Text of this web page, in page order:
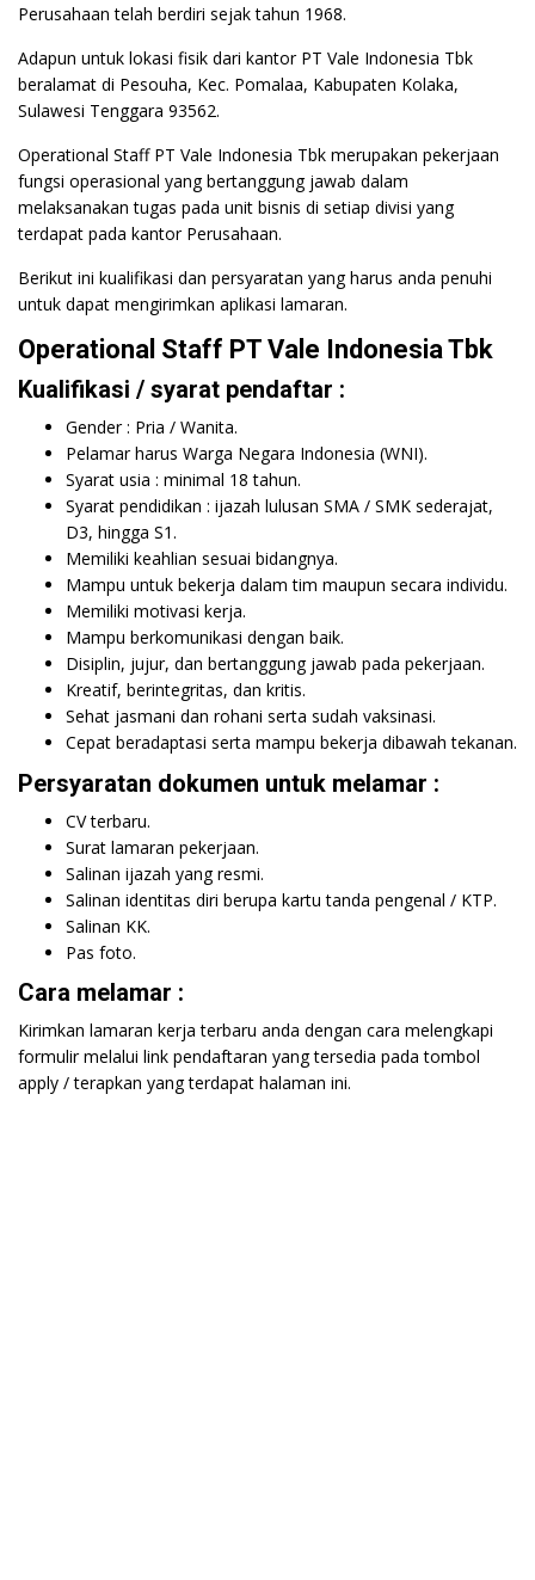
Perusahaan telah berdiri sejak tahun 1968.
Adapun untuk lokasi fisik dari kantor PT Vale Indonesia Tbk
beralamat di Pesouha, Kec. Pomalaa, Kabupaten Kolaka,
Sulawesi Tenggara 93562.
Operational Staff PT Vale Indonesia Tbk merupakan pekerjaan
fungsi operasional yang bertanggung jawab dalam
melaksanakan tugas pada unit bisnis di setiap divisi yang
terdapat pada kantor Perusahaan.
Berikut ini kualifikasi dan persyaratan yang harus anda penuhi
untuk dapat mengirimkan aplikasi lamaran.
Operational Staff PT Vale Indonesia Tbk
Kualifikasi / syarat pendaftar :
Gender : Pria / Wanita.
Pelamar harus Warga Negara Indonesia (WNI).
Syarat usia : minimal 18 tahun.
Syarat pendidikan : ijazah lulusan SMA / SMK sederajat,
D3, hingga S1.
Memiliki keahlian sesuai bidangnya.
Mampu untuk bekerja dalam tim maupun secara individu.
Memiliki motivasi kerja.
Mampu berkomunikasi dengan baik.
Disiplin, jujur, dan bertanggung jawab pada pekerjaan.
Kreatif, berintegritas, dan kritis.
Sehat jasmani dan rohani serta sudah vaksinasi.
Cepat beradaptasi serta mampu bekerja dibawah tekanan.
Persyaratan dokumen untuk melamar :
CV terbaru.
Surat lamaran pekerjaan.
Salinan ijazah yang resmi.
Salinan identitas diri berupa kartu tanda pengenal / KTP.
Salinan KK.
Pas foto.
Cara melamar :
Kirimkan lamaran kerja terbaru anda dengan cara melengkapi
formulir melalui link pendaftaran yang tersedia pada tombol
apply / terapkan yang terdapat halaman ini.